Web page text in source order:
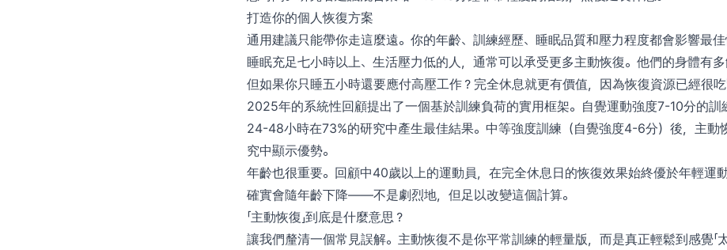
打造你的個人恢復方案
通用建議只能帶你走這麼遠。你的年齡、訓練經歷、睡眠品質和壓力程度都會影響最佳
睡眠充足七小時以上、生活壓力低的人，通常可以承受更多主動恢復。他們的身體有多
但如果你只睡五小時還要應付高壓工作？完全休息就更有價值，因為恢復資源已經很吃
2025年的系統性回顧提出了一個基於訓練負荷的實用框架。自覺運動強度7-10分的訓
24-48小時在73%的研究中產生最佳結果。中等強度訓練（自覺強度4-6分）後，主動
究中顯示優勢。
年齡也很重要。回顧中40歲以上的運動員，在完全休息日的恢復效果始終優於年輕運
確實會隨年齡下降——不是劇烈地，但足以改變這個計算。
「主動恢復」到底是什麼意思？
讓我們釐清一個常見誤解。主動恢復不是你平常訓練的輕量版，而是真正輕鬆到感覺「太